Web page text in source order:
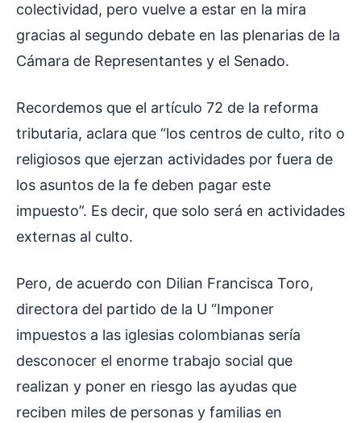
colectividad, pero vuelve a estar en la mira
gracias al segundo debate en las plenarias de la
Cámara de Representantes y el Senado.
Recordemos que el artículo 72 de la reforma
tributaria, aclara que “los centros de culto, rito o
religiosos que ejerzan actividades por fuera de
los asuntos de la fe deben pagar este
impuesto”. Es decir, que solo será en actividades
externas al culto.
Pero, de acuerdo con Dilian Francisca Toro,
directora del partido de la U “Imponer
impuestos a las iglesias colombianas sería
desconocer el enorme trabajo social que
realizan y poner en riesgo las ayudas que
reciben miles de personas y familias en